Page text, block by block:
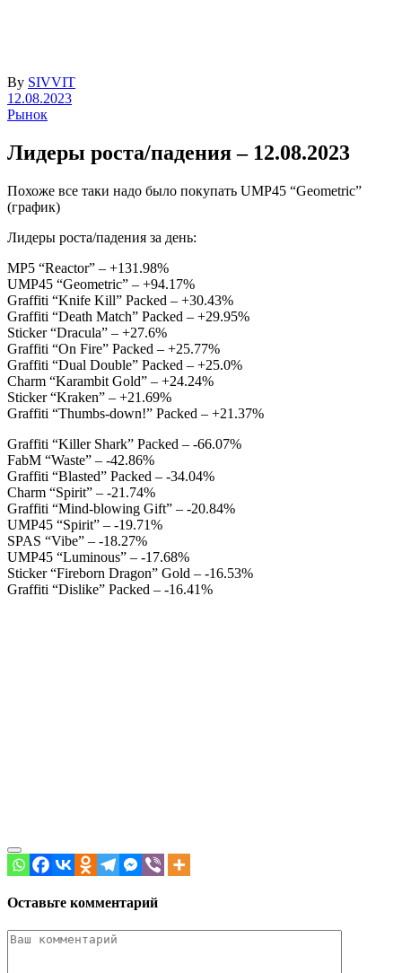
By SIVVIT
12.08.2023
Рынок
Лидеры роста/падения – 12.08.2023
Похоже все таки надо было покупать UMP45 “Geometric”
(график)
Лидеры роста/падения за день:
MP5 “Reactor” – +131.98%
UMP45 “Geometric” – +94.17%
Graffiti “Knife Kill” Packed – +30.43%
Graffiti “Death Match” Packed – +29.95%
Sticker “Dracula” – +27.6%
Graffiti “On Fire” Packed – +25.77%
Graffiti “Dual Double” Packed – +25.0%
Charm “Karambit Gold” – +24.24%
Sticker “Kraken” – +21.69%
Graffiti “Thumbs-down!” Packed – +21.37%
Graffiti “Killer Shark” Packed – -66.07%
FabM “Waste” – -42.86%
Graffiti “Blasted” Packed – -34.04%
Charm “Spirit” – -21.74%
Graffiti “Mind-blowing Gift” – -20.84%
UMP45 “Spirit” – -19.71%
SPAS “Vibe” – -18.27%
UMP45 “Luminous” – -17.68%
Sticker “Fireborn Dragon” Gold – -16.53%
Graffiti “Dislike” Packed – -16.41%
Оставьте комментарий